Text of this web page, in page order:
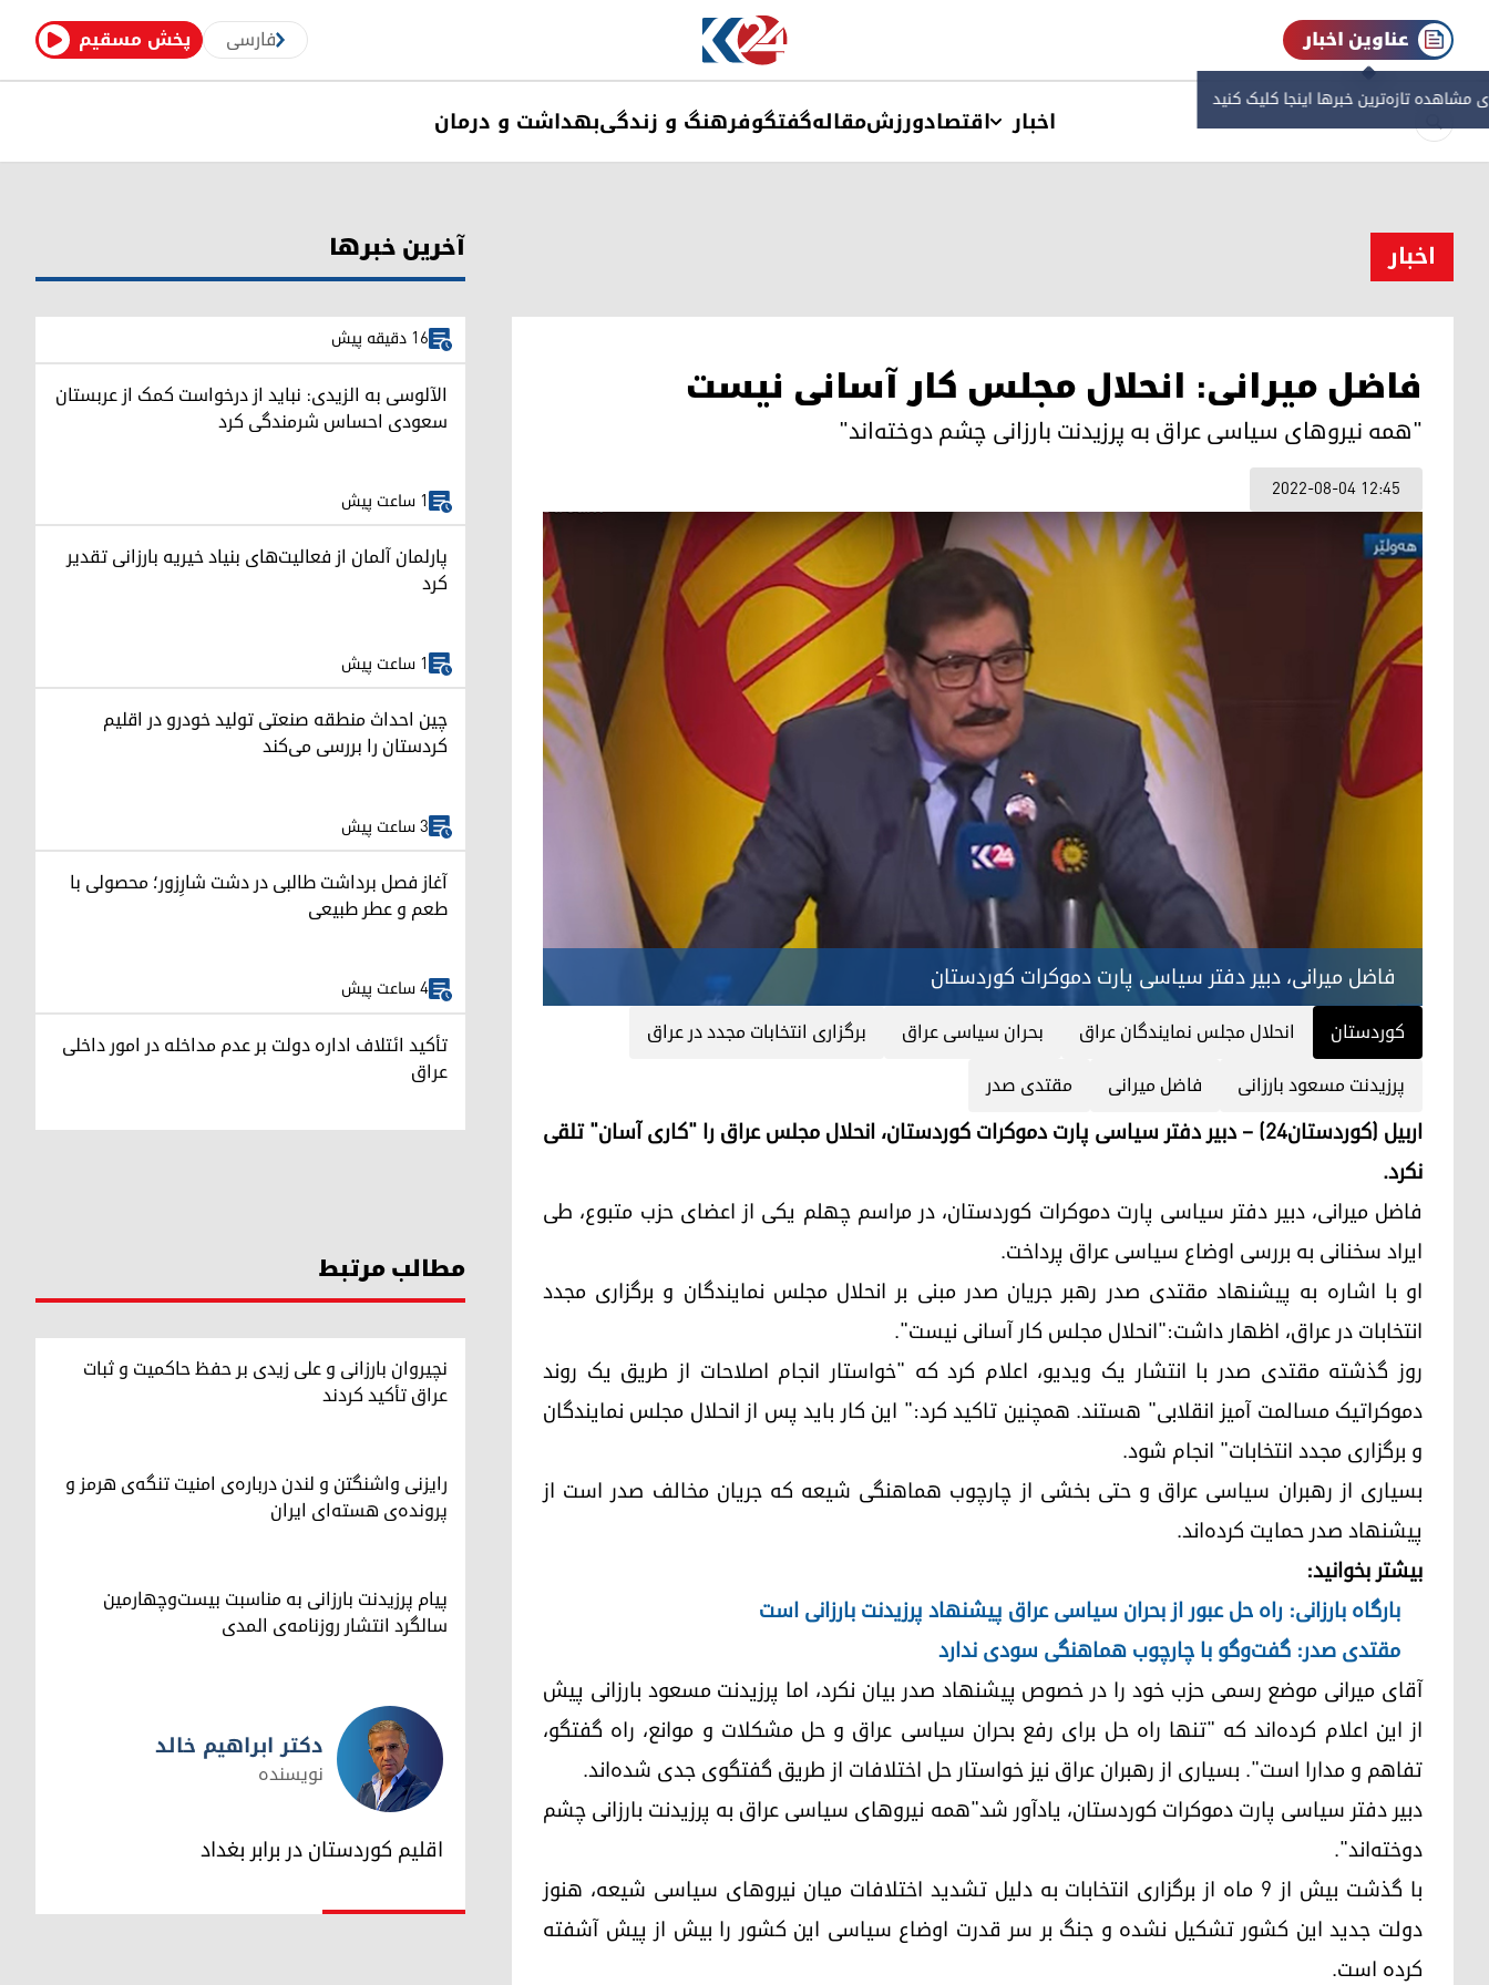
پخش مسقیم فارسی عناوین اخبار
مشاهده‌ تازه‌ترین خبرها اینجا کلیک کنید
اخبار اقتصادورزشمقالهگفتگوفرهنگ و زندگیبهداشت و درمان
اخبار
فاضل میرانی: انحلال مجلس کار آسانی نیست
"همه نیروهای سیاسی عراق به پرزیدنت بارزانی چشم دوخته‌اند"
2022-08-04 12:45
فاضل میرانی، دبیر دفتر سیاسی پارت دموکرات کوردستان
کوردستان انحلال مجلس نمایندگان عراق بحران سیاسی عراق
برگزاری انتخابات مجدد در عراق
پرزیدنت مسعود بارزانی
فاضل میرانی مقتدی‌ صدر
اربیل (کوردستان٢٤) – دبیر دفتر سیاسی پارت دموکرات کوردستان، انحلال مجلس عراق را "کاری آسان" تلقی
نکرد.
فاضل میرانی، دبیر دفتر سیاسی پارت دموکرات کوردستان، در مراسم چهلم یکی از اعضای حزب متبوع، طی
ایراد سخنانی به بررسی اوضاع سیاسی عراق پرداخت.
او با اشاره به پیشنهاد مقتدی صدر رهبر جریان صدر مبنی بر انحلال مجلس نمایندگان و برگزاری مجدد
انتخابات در عراق، اظهار داشت:"انحلال مجلس کار آسانی نیست".
روز گذشته مقتدی صدر با انتشار یک ویدیو، اعلام کرد که "خواستار انجام اصلاحات از طریق یک روند
دموکراتیک مسالمت آمیز انقلابی" هستند. همچنین تاکید کرد:" این کار باید پس از انحلال مجلس نمایندگان
و برگزاری مجدد انتخابات" انجام شود.
بسیاری از رهبران سیاسی عراق و حتی بخشی از چارچوب هماهنگی شیعه که جریان مخالف صدر است از
پیشنهاد صدر حمایت کرده‌اند.
بیشتر بخوانید:
بارگاه بارزانی: راه حل عبور از بحران سیاسی عراق پیشنهاد پرزیدنت بارزانی است
مقتدی صدر: گفت‌وگو با چارچوب هماهنگی سودی ندارد
آقای میرانی موضع رسمی حزب خود را در خصوص پیشنهاد صدر بیان نکرد، اما پرزیدنت مسعود بارزانی پیش
از این اعلام کرده‌اند که "تنها راه‌ حل برای رفع بحران سیاسی عراق و حل مشکلات و موانع، راه گفتگو،
تفاهم و مدارا است". بسیاری از رهبران عراق نیز خواستار حل اختلافات از طریق گفتگوی جدی شده‌اند.
دبیر دفتر سیاسی پارت دموکرات کوردستان، یادآور شد"همه نیروهای سیاسی عراق به پرزیدنت بارزانی چشم
دوخته‌اند".
با گذشت بیش از ٩ ماه از برگزاری انتخابات به دلیل تشدید اختلافات میان نیروهای سیاسی شیعه، هنوز
دولت جدید این کشور تشکیل نشده و جنگ بر سر قدرت اوضاع سیاسی این کشور را بیش از پیش آشفته
کرده است.
آخرین خبرها
16 دقیقه پیش
الآلوسی به الزیدی: نباید از درخواست کمک از عربستان
سعودی احساس شرمندگی کرد
1 ساعت پیش
پارلمان آلمان از فعالیت‌های بنیاد خیریه بارزانی تقدیر
کرد
1 ساعت پیش
چین احداث منطقه صنعتی تولید خودرو در اقلیم
کردستان را بررسی می‌کند
3 ساعت پیش
آغاز فصل برداشت طالبی در دشت شارِزور؛ محصولی با
طعم و عطر طبیعی
4 ساعت پیش
تأکید ائتلاف اداره دولت بر عدم مداخله در امور داخلی
عراق
مطالب مرتبط
نچیروان بارزانی و علی زیدی بر حفظ حاکمیت و ثبات
عراق تأکید کردند
رایزنی واشنگتن و لندن درباره‌ی امنیت تنگه‌ی هرمز و
پرونده‌ی هسته‌ای ایران
پیام پرزیدنت بارزانی به مناسبت بیست‌وچهارمین
سالگرد انتشار روزنامه‌ی المدی
دکتر ابراهیم خالد
دکتر ابراهیم خالد
نویسنده
اقلیم کوردستان در برابر بغداد